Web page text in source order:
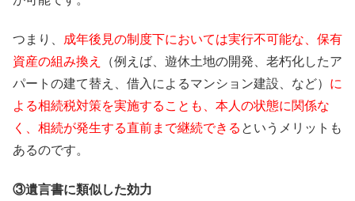
つまり、
成年後見の制度下においては実行不可能な、保有
資産の組み換え
（例えば、遊休土地の開発、老朽化したア
パートの建て替え、借入によるマンション建設、など） に
よる相続税対策を実施することも、本人の状態に関係な
く、相続が発生する直前まで継続できる というメリットも
あるのです。
③遺言書に類似した効力